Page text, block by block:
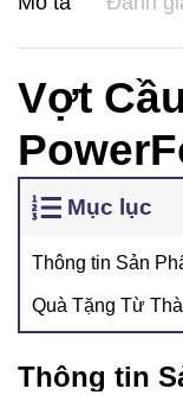
Vợt
Mục lục
Thông tin Sản
Quà Tặng Từ
Thông tin